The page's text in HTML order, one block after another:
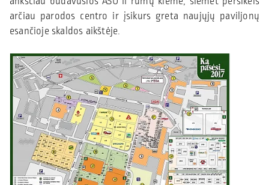
arčiau parodos centro ir įsikurs greta naujųjų paviljonų
esančioje skaldos aikštėje.